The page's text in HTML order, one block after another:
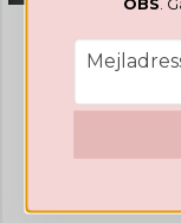
Valentines
OBS .
email